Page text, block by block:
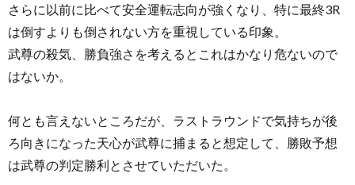
さらに以前に比べて安全運転志向が強くなり、特に最終3R
は倒すよりも倒されない方を重視している印象。
武尊の殺気、勝負強さを考えるとこれはかなり危ないので
はないか。
何とも言えないところだが、ラストラウンドで気持ちが後
ろ向きになった天心が武尊に捕まると想定して、勝敗予想
は武尊の判定勝利とさせていただいた。